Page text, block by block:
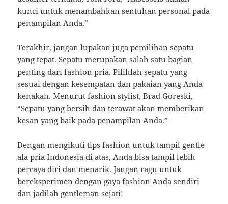
kunci untuk menambahkan sentuhan personal pada
penampilan Anda.”
Terakhir, jangan lupakan juga pemilihan sepatu
yang tepat. Sepatu merupakan salah satu bagian
penting dari fashion pria. Pilihlah sepatu yang
sesuai dengan kesempatan dan pakaian yang Anda
kenakan. Menurut fashion stylist, Brad Goreski,
“Sepatu yang bersih dan terawat akan memberikan
kesan yang baik pada penampilan Anda.”
Dengan mengikuti tips fashion untuk tampil gentle
ala pria Indonesia di atas, Anda bisa tampil lebih
percaya diri dan menarik. Jangan ragu untuk
bereksperimen dengan gaya fashion Anda sendiri
dan jadilah gentleman sejati!